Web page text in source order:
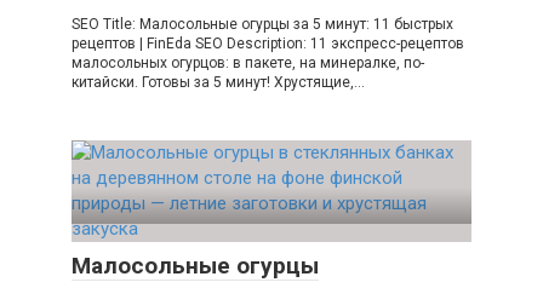
SEO Title: Малосольные огурцы за 5 минут: 11 быстрых
рецептов | FinEda SEO Description: 11 экспресс-рецептов
малосольных огурцов: в пакете, на минералке, по-
китайски. Готовы за 5 минут! Хрустящие,…
Малосольные огурцы